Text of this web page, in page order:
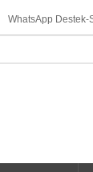
WhatsApp Destek-